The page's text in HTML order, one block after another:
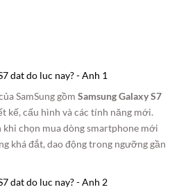
SamSung gồmSamsung Galaxy S7
kế, cấu hình và các tính năng mới.
chọn mua dòng smartphone mới
khá đắt, dao động trong ngưỡng gần